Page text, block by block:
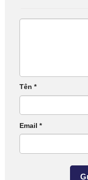
Tên *
Email *